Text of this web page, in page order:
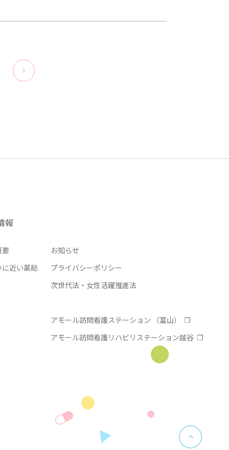
報
要
近い薬局
お知らせ
プライバシーポリシー
次世代法・女性活躍推進法
アモール訪問看護ステーション （富山）
アモール訪問看護リハビリステーション越谷